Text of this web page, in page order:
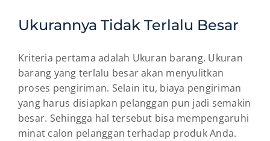
Ukurannya Tidak Terlalu Besar
Kriteria pertama adalah Ukuran barang. Ukuran
barang yang terlalu besar akan menyulitkan
proses pengiriman. Selain itu, biaya pengiriman
yang harus disiapkan pelanggan pun jadi semakin
besar. Sehingga hal tersebut bisa mempengaruhi
minat calon pelanggan terhadap produk Anda.